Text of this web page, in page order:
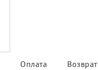
Оплата Возврат